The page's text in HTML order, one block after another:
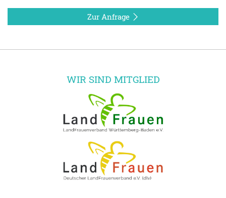
Zur Anfrage
WIR SIND MITGLIED